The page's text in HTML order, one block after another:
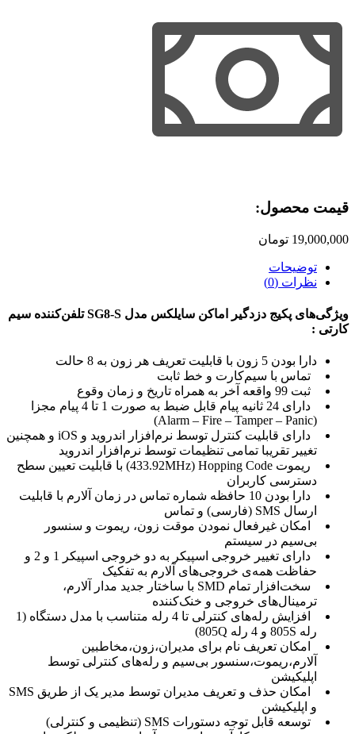
قیمت محصول:​
19,000,000 تومان
توضیحات
نظرات (0)
ویژگی‌های پکیج دزدگیر اماکن سایلکس مدل SG8-S تلفن‌کننده سیم
کارتی :
دارا بودن 5 زون با قابلیت تعریف هر زون به 8 حالت
تماس با سیم‌کارت و خط ثابت
ثبت 99 واقعه آخر به همراه تاریخ و زمان وقوع
دارای 24 ثانیه پیام قابل ضبط به صورت 1 تا 4 پیام مجزا
(Alarm – Fire – Tamper – Panic)
دارای قابلیت کنترل توسط نرم‌افزار اندروید و iOS و همچنین
تغییر تقریبا تمامی تنظیمات توسط نرم‌افزار اندروید
ریموت 433.92MHz) Hopping Code) با قابلیت تعیین سطح
دسترسی کاربران
دارا بودن 10 حافظه شماره تماس در زمان آلارم با قابلیت
ارسال SMS (فارسی) و تماس
امکان غیرفعال نمودن موقت زون، ریموت و سنسور
بی‌سیم در سیستم
دارای تغییر خروجی اسپیکر به دو خروجی اسپیکر 1 و 2 و
حفاظت همه‌ی خروجی‌های آلارم به تفکیک
سخت‌افزار تمام SMD با ساختار جدید مدار آلارم،
ترمینال‌های خروجی و خنک‌کننده
افزایش رله‌های کنترلی تا 4 رله متناسب با مدل دستگاه (1
رله 805S و 4 رله 805Q)
امکان تعریف نام برای مدیران،زون،مخاطبین
آلارم،ریموت،سنسور بی‌سیم و رله‌های کنترلی توسط
اپلیکیشن
امکان حذف و تعریف مدیران توسط مدیر یک از طریق SMS
و اپلیکیشن
توسعه قابل توجه دستورات SMS (تنظیمی و کنترلی)